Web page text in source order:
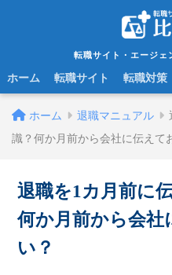
転職サイト・エージェ
ホーム 転職サイト 転職対策
ホーム 退職マニュアル
識？何か月前から会社に伝えて
退職を1カ月前に
何か月前から会
い？